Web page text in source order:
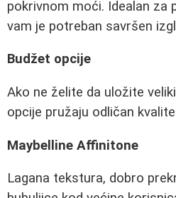
pokrivnom moći. Idealan za
vam je potreban savršen
Budžet opcije
Ako ne želite da uložite
opcije pružaju odličan
Maybelline Affinitone
Lagana tekstura, dobro